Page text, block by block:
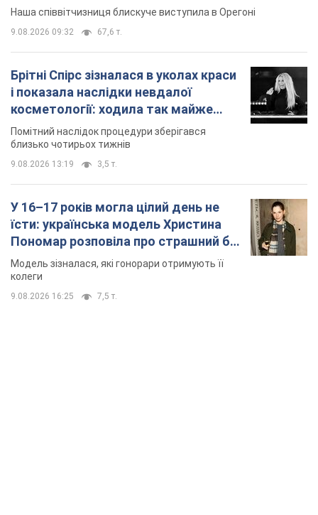
Наша співвітчизниця блискуче виступила в Орегоні
9.08.2026 09:32 67,6 т.
Брітні Спірс зізналася в уколах краси
і показала наслідки невдалої
косметології: ходила так майже
місяць
Помітний наслідок процедури зберігався
близько чотирьох тижнів
9.08.2026 13:19 3,5 т.
У 16–17 років могла цілий день не
їсти: українська модель Христина
Пономар розповіла про страшний бік
модельної кар’єри
Модель зізналася, які гонорари отримують її
колеги
9.08.2026 16:25 7,5 т.